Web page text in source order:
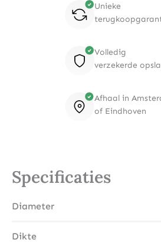
Unieke
Volledig
verzekerde
Afhaal in
of Eindhoven
Specificaties
Diameter
Dikte